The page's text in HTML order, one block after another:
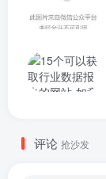
评论 抢沙发